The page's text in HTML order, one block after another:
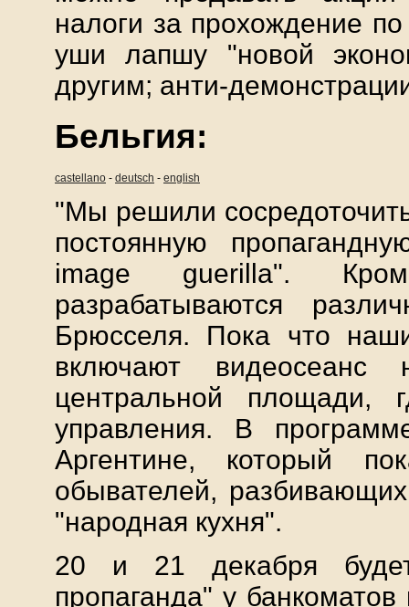
налоги за прохождение
уши лапшу "новой
другим; анти-
Бельгия:
castellano - deutsch - english
"Мы решили
постоянную
image guerilla".
разрабатываются
Брюсселя. Пока что
включают
центральной площади,
управления. В
Аргентине, который
обывателей,
"народная кухня".
20 и 21 декабря будет
пропаганда" у